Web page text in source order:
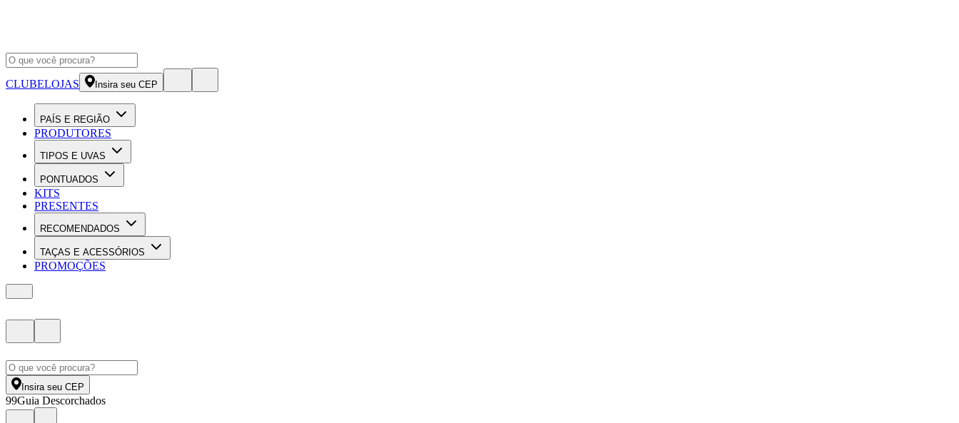
CLUBELOJAS Insira seu CEP
PAÍS E REGIÃO
PRODUTORES
TIPOS E UVAS
PONTUADOS
KITS
PRESENTES
RECOMENDADOS
TAÇAS E ACESSÓRIOS
PROMOÇÕES
Insira seu CEP
99Guia Descorchados